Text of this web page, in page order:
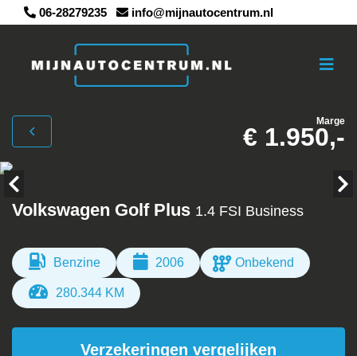
06-28279235 info@mijnautocentrum.nl
Marge
€ 1.950,-
Volkswagen Golf Plus 1.4 FSI Business
Benzine 2006 Onbekend
280.344 KM
Verzekeringen vergelijken